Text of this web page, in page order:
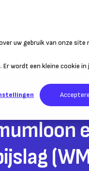
uw gebruik van onze
wordt een kleine cookie
ondernemen